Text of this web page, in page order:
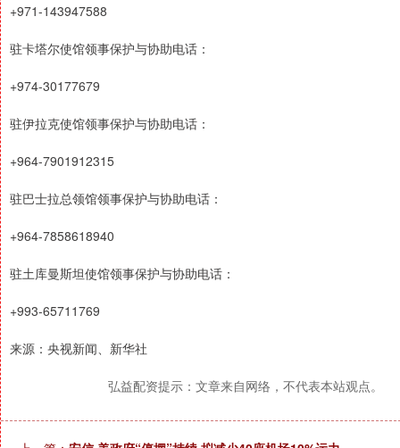
+971-143947588
驻卡塔尔使馆领事保护与协助电话：
+974-30177679
驻伊拉克使馆领事保护与协助电话：
+964-7901912315
驻巴士拉总领馆领事保护与协助电话：
+964-7858618940
驻土库曼斯坦使馆领事保护与协助电话：
+993-65711769
来源：央视新闻、新华社
弘益配资提示：文章来自网络，不代表本站观点。